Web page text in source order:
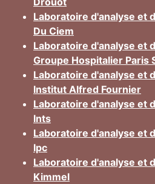
Laboratoire d'analyse et
Du Ciem
Laboratoire d'analyse et
Groupe Hospitalier Paris
Laboratoire d'analyse et
Institut Alfred Fournier
Laboratoire d'analyse et
Ints
Laboratoire d'analyse et
Ipc
Laboratoire d'analyse et
Kimmel